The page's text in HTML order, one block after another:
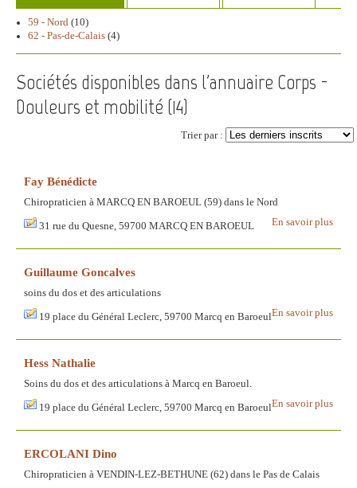
59 - Nord (10)
62 - Pas-de-Calais (4)
Sociétés disponibles dans l'annuaire Corps -
Douleurs et mobilité (14)
Trier par :
Fay Bénédicte
Chiropraticien à MARCQ EN BAROEUL (59) dans le Nord
En savoir plus
31 rue du Quesne, 59700 MARCQ EN BAROEUL
Guillaume Goncalves
soins du dos et des articulations
En savoir plus
19 place du Général Leclerc, 59700 Marcq en Baroeul
Hess Nathalie
Soins du dos et des articulations à Marcq en Baroeul.
En savoir plus
19 place du Général Leclerc, 59700 Marcq en Baroeul
ERCOLANI Dino
Chiropraticien à VENDIN-LEZ-BETHUNE (62) dans le Pas de Calais